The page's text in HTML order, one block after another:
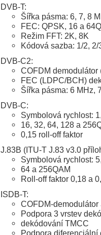
DVB-T:
Šířka pásma: 6, 7, 8
FEC: QPSK, 16 a
Režim FFT: 2K, 8K
Kódová sazba: 1/2, 2/
DVB-C2:
COFDM demodulátor
FEC (LDPC/BCH)
Šířka pásma: 6 MHz,
DVB-C:
Symbolová rychlost:
16, 32, 64, 128 a
0,15 roll-off faktor
J.83B (ITU-T J.83 v3.0
Symbolová rychlost:
64 a 256QAM
Roll-off faktor 0,18 a
ISDB-T:
COFDM-
Podpora 3 vrstev
dekódování TMCC
Podpora diferenciální